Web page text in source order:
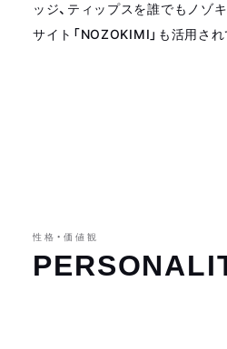
ッジ、ティップスを誰でもノゾ
サイト「NOZOKIMI」も活用され
性格・価値観